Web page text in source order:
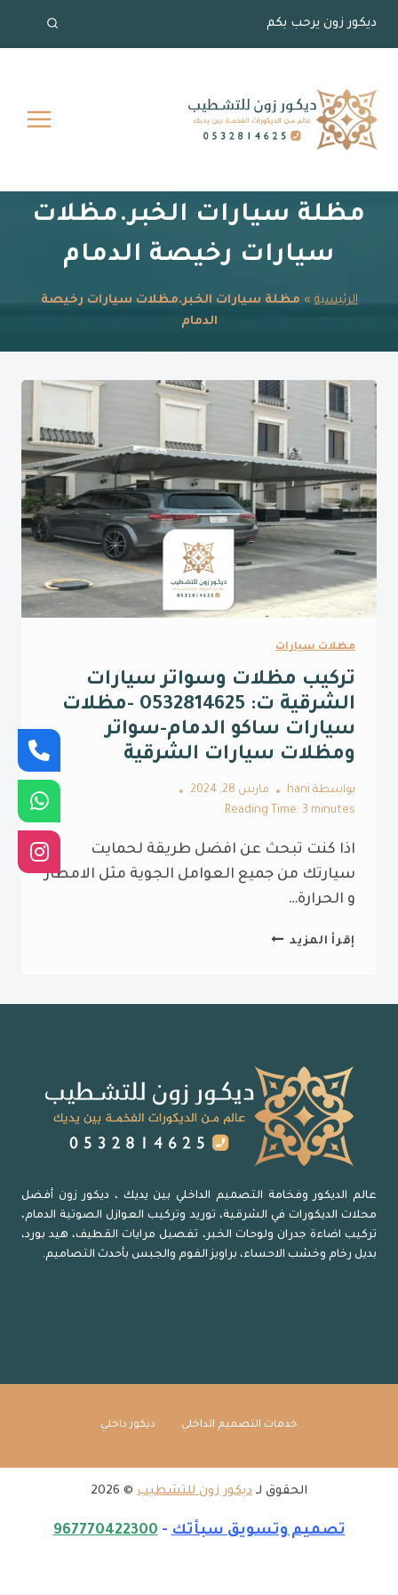
ديكور زون يرحب بكم
مظلة سيارات الخبر.مظلات
سيارات رخيصة الدمام
الرئيسية» مظلة سيارات الخبر.مظلات سيارات رخيصة
الدمام
مظلات سيارات
تركيب مظلات وسواتر سيارات
الشرقية ت: 0532814625 -مظلات
سيارات ساكو الدمام-سواتر
ومظلات سيارات الشرقية
بواسطة hani
مارس 28, 2024
Reading Time: 3 minutes
اذا كنت تبحث عن افضل طريقة لحمايت
سيارتك من جميع العوامل الجوية مثل الامطار
و الحرارة…
إقرأ المزيد تركيب
-مظلات
سيارات
ساكو
الدمام-
سواتر
الشرقية
عالم الديكور وفخامة التصميم الداخلي بين يديك ، ديكور زون أفضل
محلات الديكورات في الشرقية، توريد وتركيب العوازل الصوتية الدمام،
تركيب اضاءة جدران ولوحات الخبر، تفصيل مرايات القطيف، هيد بورد،
بديل رخام وخشب الاحساء، براويز الفوم والجبس بأحدث التصاميم.
خدمات التصميم الداخلي ديكور داخلي
الحقوق لـ ديكور زون للتشطيب © 2026
تصميم وتسويق سبأتك-
967770422300